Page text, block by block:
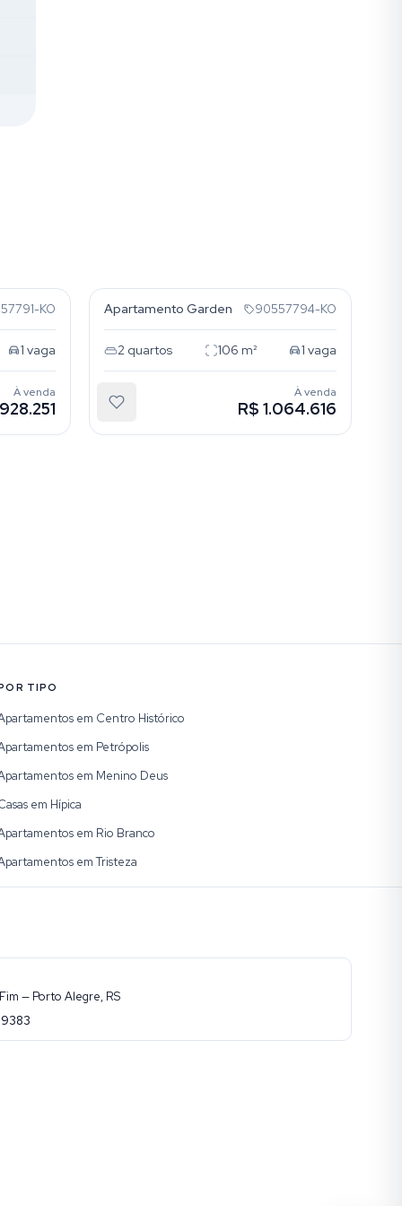
KO
1 vaga
À venda
Apartamento Garden 90557794-KO
2 quartos 106 m² 1 vaga
À venda
R$ 1.064.616
TIPO
em Centro Histórico
em Petrópolis
em Menino Deus
em Hípica
em Rio Branco
em Tristeza
— Porto Alegre, RS